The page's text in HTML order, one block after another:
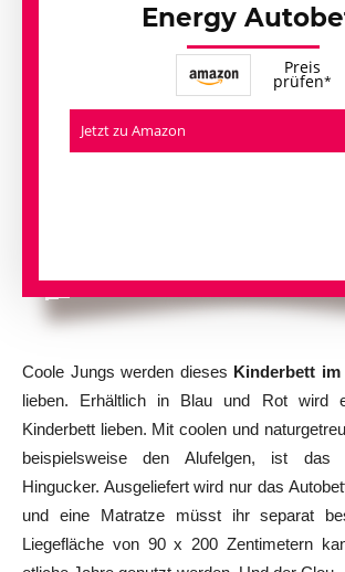
Energy
Preis
prüfen
Jetzt zu Amazon
Coole Jungs werden dieses Kinderbett im
lieben. Erhältlich in Blau und Rot wird
Kinderbett lieben. Mit coolen und
beispielsweise den Alufelgen, ist
Hingucker. Ausgeliefert wird nur das
und eine Matratze müsst ihr separat
Liegefläche von 90 x 200 Zentimetern